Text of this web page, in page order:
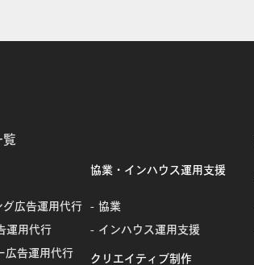
覧
グ広告運用代行
運用代行
広告運用代行
協業・インハウス運用支援
協業
インハウス運用支援
クリエイティブ制作